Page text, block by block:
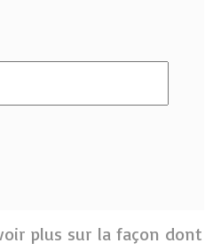
plus sur la façon dont